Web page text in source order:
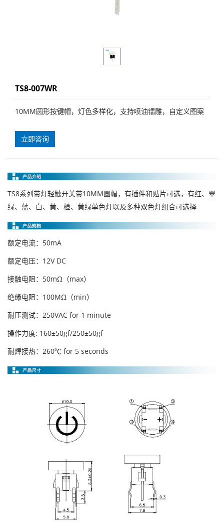
TS8-007WR
10MM圆形按键帽，灯色多样化，支持喷油镭雕，自定义图案
立即咨询
TS8系列带灯轻触开关带10MM圆帽，有插件和贴片可选，有红、翠
绿、蓝、白、黄、橙、黄绿单色灯以及多种双色灯组合可选择
额定电流：50mA
额定电压：12V DC
接触电阻：50mΩ（max）
绝缘电阻：100MΩ（min）
耐压测试：250VAC for 1 minute
操作力度: 160±50gf/250±50gf
耐焊接热：260℃ for 5 seconds